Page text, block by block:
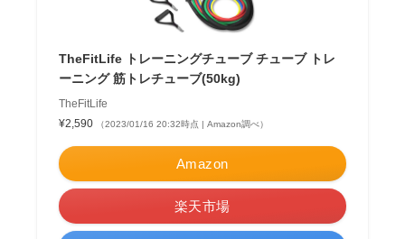
TheFitLife トレーニングチューブ チューブ トレ
ーニング 筋トレチューブ(50kg)
TheFitLife
¥2,590
（2023/01/16 20:32時点 | Amazon調べ）
Amazon
楽天市場